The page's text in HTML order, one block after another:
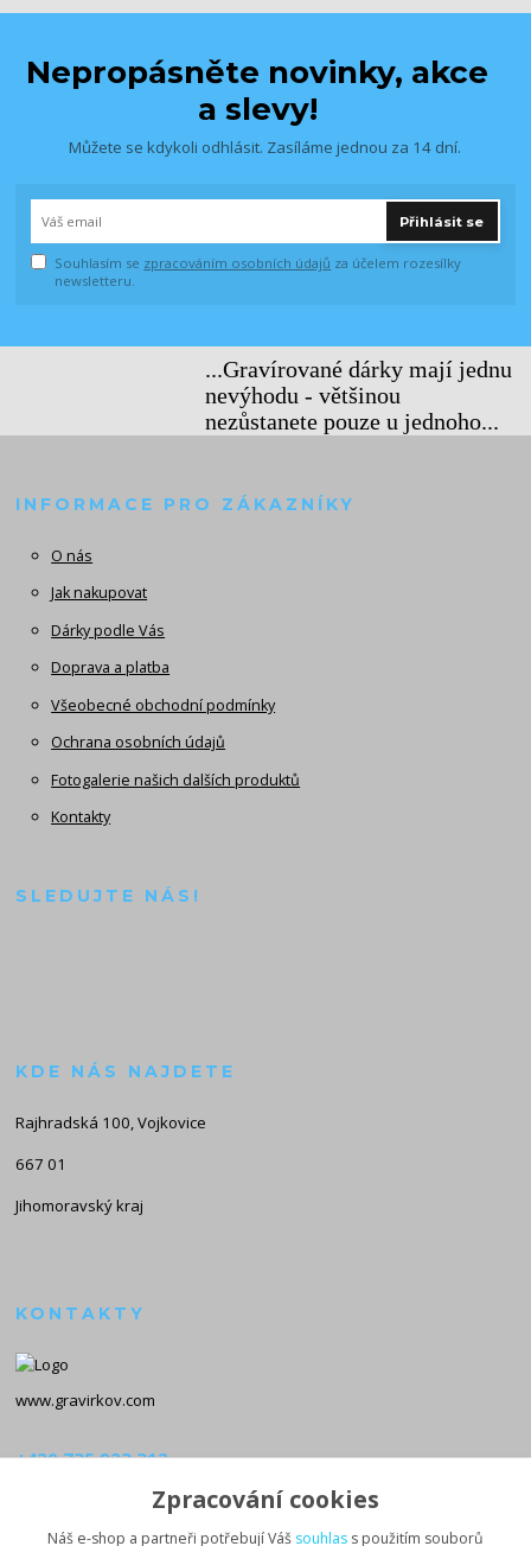
Nepropásněte novinky, akce
a slevy!
Můžete se kdykoli odhlásit. Zasíláme jednou za 14 dní.
Přihlásit se
Souhlasím se zpracováním osobních údajů za účelem rozesílky
newsletteru.
...Gravírované dárky mají jednu
nevýhodu - většinou
nezůstanete pouze u jednoho...
INFORMACE PRO ZÁKAZNÍKY
O nás
Jak nakupovat
Dárky podle Vás
Doprava a platba
Všeobecné obchodní podmínky
Ochrana osobních údajů
Fotogalerie našich dalších produktů
Kontakty
SLEDUJTE NÁS!
KDE NÁS NAJDETE
Rajhradská 100, Vojkovice
667 01
Jihomoravský kraj
KONTAKTY
www.gravirkov.com
+420 735 923 312
info@gravirkov.com
Zpracování cookies
Náš e-shop a partneři potřebují Váš souhlas s použitím souborů